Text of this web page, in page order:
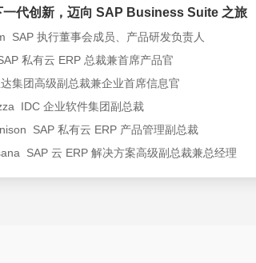
一代创新，迈向 SAP Business Suite 之旅
SAP 执行董事会成员、产品研发负责人
私有云 ERP 总裁兼首席产品官
集团高级副总裁兼企业首席信息官
IDC 企业软件集团副总裁
SAP 私有云 ERP 产品管理副总裁
SAP 云 ERP 解决方案高级副总裁兼总经理